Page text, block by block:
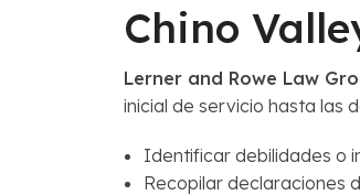
Chino
Lerner and Rowe Law
inicial de servicio hasta las
Identificar debilidades o
Recopilar declaraciones